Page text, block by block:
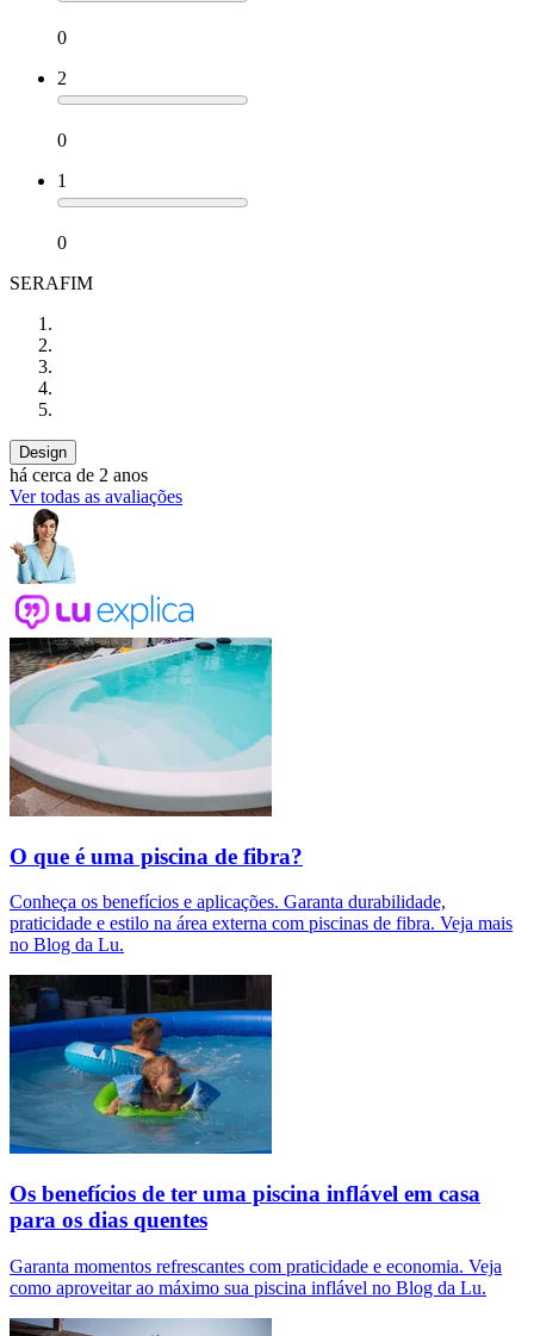
0
2
0
1
0
SERAFIM
Design
há cerca de 2 anos
Ver todas as avaliações
O que é uma piscina de fibra?
Conheça os benefícios e aplicações. Garanta durabilidade,
praticidade e estilo na área externa com piscinas de fibra. Veja mais
no Blog da Lu.
Os benefícios de ter uma piscina inflável em casa
para os dias quentes
Garanta momentos refrescantes com praticidade e economia. Veja
como aproveitar ao máximo sua piscina inflável no Blog da Lu.